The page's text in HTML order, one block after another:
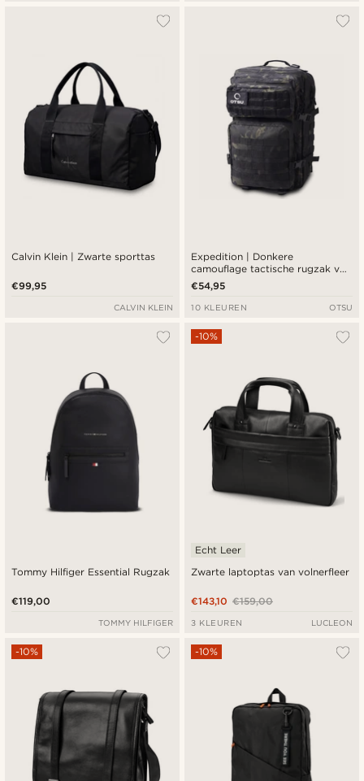
Calvin Klein | Zwarte sporttas
€99,95
CALVIN KLEIN
Expedition | Donkere
camouflage tactische rugzak van
40 liter met patchpaneel
€54,95
10 KLEUREN OTSU
Tommy Hilfiger Essential Rugzak
€119,00
TOMMY HILFIGER
Zwarte laptoptas van volnerfleer
-10%
Echt Leer
€159,00
€143,10
3 KLEUREN LUCLEON
-10% -10%